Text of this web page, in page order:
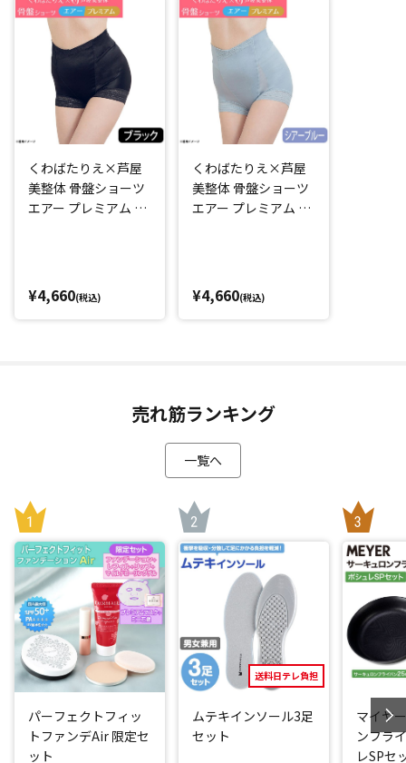
・体の動きになじむ生地の伸縮性
・おなか周りが動いてもくるくる丸まらない
・通気性
・シームレス加工
「毎日はきたくなる補整下着を作りたい！」そんなくわばた
さんの理想がこの1枚に詰め込まれています。
特に鼠径部(太ももの付け根部分)に伸縮性のいい「ストレッチ
フィットレース」を使用することで「はき心地」がさらに向
毎日気軽にはき続けられます。
整生地をショーツに配置。「押さえつける」のではなく「無
しい位置へとサポートします。
さらに腰周りの生地を広めにすることにより安定感と同時に
ツのようにスッとラクにはけるのに、着用中は気になる体型
をカバーしてスッキリ見せることができます。
普段お使いのショーツを「骨盤ショーツ エアー プレミアム」
に変えるだけ！忙しくて運動時間がとれない方にもオススメ
です。
「はき心地」も追求
今回は、鼠径部(太ももの付け根部分)の「はき心地」にこだわ
りました。伸縮性のいい「ストレッチフィットレース」を使
用することにより、座ったり、歩く時の鼠径部の当たりを柔
らかくしました。
くわばたりえ×芦屋
美整体 骨盤ショーツ
エアー プレミアム ブ
¥4,660(税込)
くわばたりえ×芦屋
美整体 骨盤ショーツ
エアー プレミアム シ
¥4,660(税込)
売れ筋ランキング
一覧へ
パーフェクトフィッ
トファンデAir 限定セ
ット
送料日テレ負担
ムテキインソール3足
セット
マイヤ
ンフラ
レSPセ